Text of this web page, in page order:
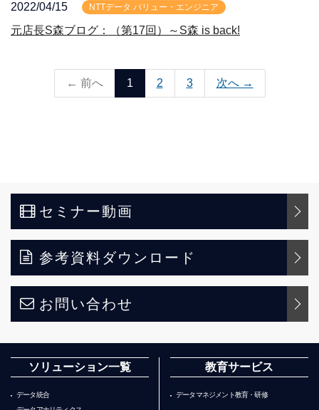
2022/04/15 NTTデータ バリュー・エンジニア
元店長S森ブログ：（第17回）～S森 is back!
← 前へ 1 2 3 次へ →
セミナー動画
参考資料ダウンロード
お問い合わせ
ソリューション一覧
データ統合
教育サービス
データマネジメント教育・研修